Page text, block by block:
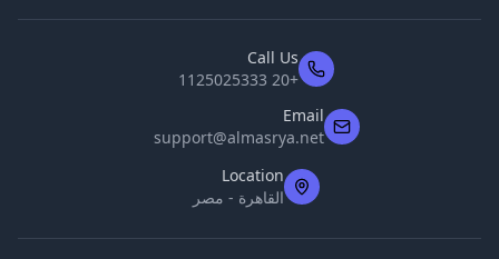
Call Us
+20 1125025333
Email
support@almasrya.net
Location
القاهرة - مصر